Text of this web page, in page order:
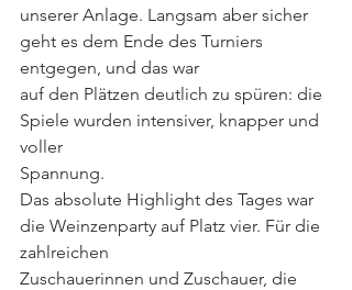
unserer Anlage. Langsam aber sicher
geht es dem Ende des Turniers
entgegen, und das war
auf den Plätzen deutlich zu spüren: die
Spiele wurden intensiver, knapper und
voller
Spannung.
Das absolute Highlight des Tages war
die Weinzenparty auf Platz vier. Für die
zahlreichen
Zuschauerinnen und Zuschauer, die